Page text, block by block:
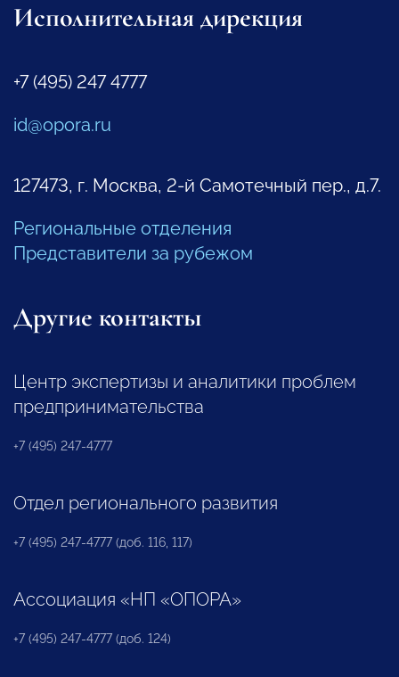
Исполнительная дирекция
+7 (495) 247 4777
id@opora.ru
127473, г. Москва, 2-й Самотечный пер., д.7.
Региональные отделения
Представители за рубежом
Другие контакты
Центр экспертизы и аналитики проблем
предпринимательства
+7 (495) 247-4777
Отдел регионального развития
+7 (495) 247-4777 (доб. 116, 117)
Ассоциация «НП «ОПОРА»
+7 (495) 247-4777 (доб. 124)